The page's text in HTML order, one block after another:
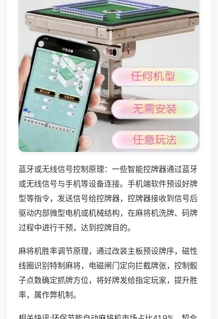
蓝牙或无线信号控制原理：一些智能控牌器通过蓝牙
或无线信号与手机等设备连接。手机端软件预设好牌
型等指令，发送信号给控牌器，控牌器接收到信号后
驱动内部微型电机或机械结构，在麻将机洗牌、码牌
过程中进行干预，达到控牌目的。
麻将机胜率调节原理，通过改装主板预设牌序，磁性
线圈识别特制麻将，电磁闸门定向拦截牌张，控制骰
子点数确定抓牌方位，将好牌发给指定玩家，提升胜
率，属作弊机制。